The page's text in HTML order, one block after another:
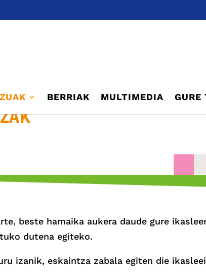
BERRIAK MULTIMEDIA GURE
beste hamaika aukera daude gure
dutena egiteko.
izanik, eskaintza zabala egiten die